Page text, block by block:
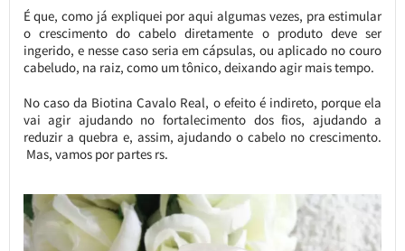
É que, como já expliquei por aqui algumas vezes, pra estimular
o crescimento do cabelo diretamente o produto deve ser
ingerido, e nesse caso seria em cápsulas, ou aplicado no couro
cabeludo, na raiz, como um tônico, deixando agir mais tempo.
No caso da Biotina Cavalo Real, o efeito é indireto, porque ela
vai agir ajudando no fortalecimento dos fios, ajudando a
reduzir a quebra e, assim, ajudando o cabelo no crescimento.
Mas, vamos por partes rs.